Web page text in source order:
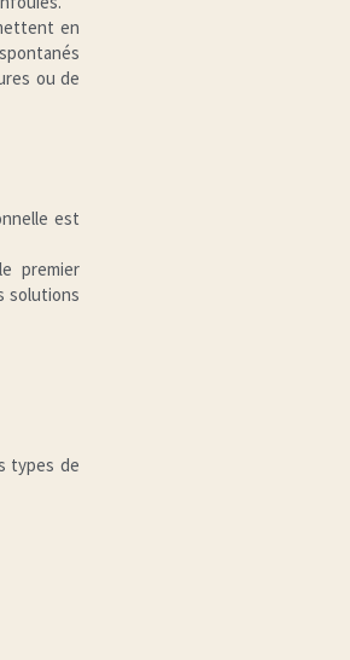
en
ou de
est
premier
solutions
types de